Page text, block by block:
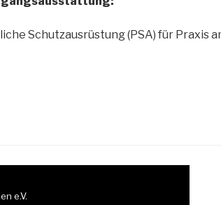
Schutzausrüstung (PSA) für Praxis
e.V.